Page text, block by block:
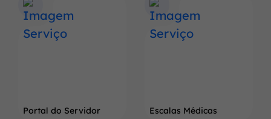
Portal do Servidor Escalas Médicas